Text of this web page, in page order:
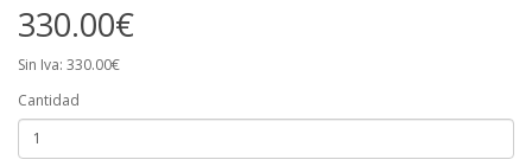
330.00€
Sin Iva: 330.00€
Cantidad